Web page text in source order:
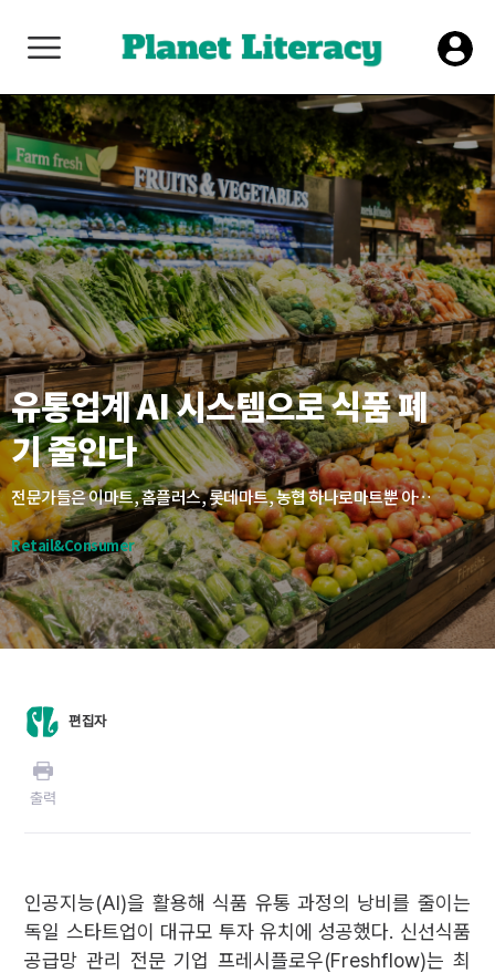
유통업계 AI 시스템으로 식품 폐
기 줄인다
전문가들은 이마트, 홈플러스, 롯데마트, 농협 하나로마트뿐 아니라 쿠팡, 컬리, 오아시스 등 이커머스 기업들도 AI 기반 신선식품 수요예측과 폐기 관리 시스템을 적극 도입할 필요가 있다고 지적한다.
Retail&Consumer
편집자
출력
인공지능(AI)을 활용해 식품 유통 과정의 낭비를 줄이는
독일 스타트업이 대규모 투자 유치에 성공했다. 신선식품
공급망 관리 전문 기업 프레시플로우(Freshflow)는 최